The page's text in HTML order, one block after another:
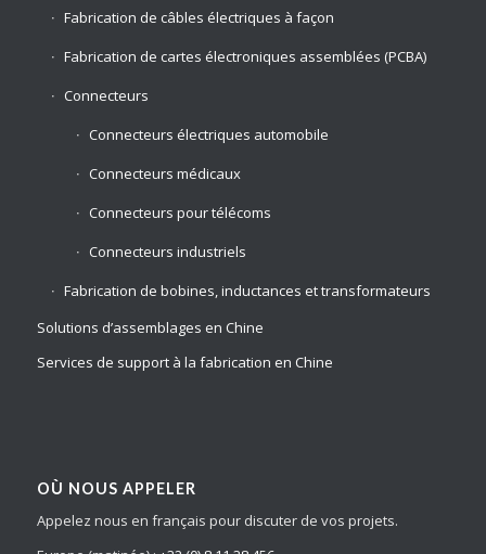
Fabrication de câbles électriques à façon
Fabrication de cartes électroniques assemblées (PCBA)
Connecteurs
Connecteurs électriques automobile
Connecteurs médicaux
Connecteurs pour télécoms
Connecteurs industriels
Fabrication de bobines, inductances et transformateurs
Solutions d’assemblages en Chine
Services de support à la fabrication en Chine
OÙ NOUS APPELER
Appelez nous en français pour discuter de vos projets.